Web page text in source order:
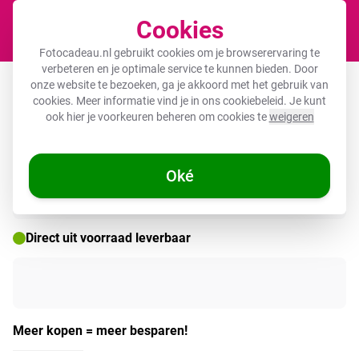
Cookies
Fotocadeau.nl gebruikt cookies om je browserervaring te
verbeteren en je optimale service te kunnen bieden. Door
onze website te bezoeken, ga je akkoord met het gebruik van
cookies. Meer informatie vind je in onscookiebeleid. Je kunt
ook hier je voorkeuren beheren om cookies teweigeren
Oké
Tuinposter - Dorp - Zon - Kraampjes -
Huizen
Direct uit voorraad leverbaar
Meer kopen = meer besparen!